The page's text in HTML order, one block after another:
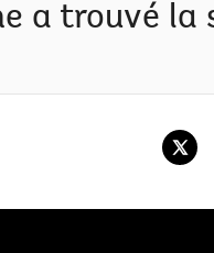
a trouvé la